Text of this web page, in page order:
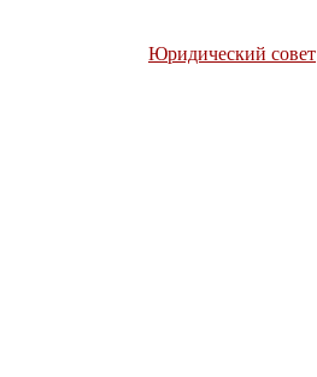
Юридический совет